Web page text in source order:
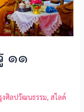
๑๑
ศิลปวัฒนธรรม ,สไลด์